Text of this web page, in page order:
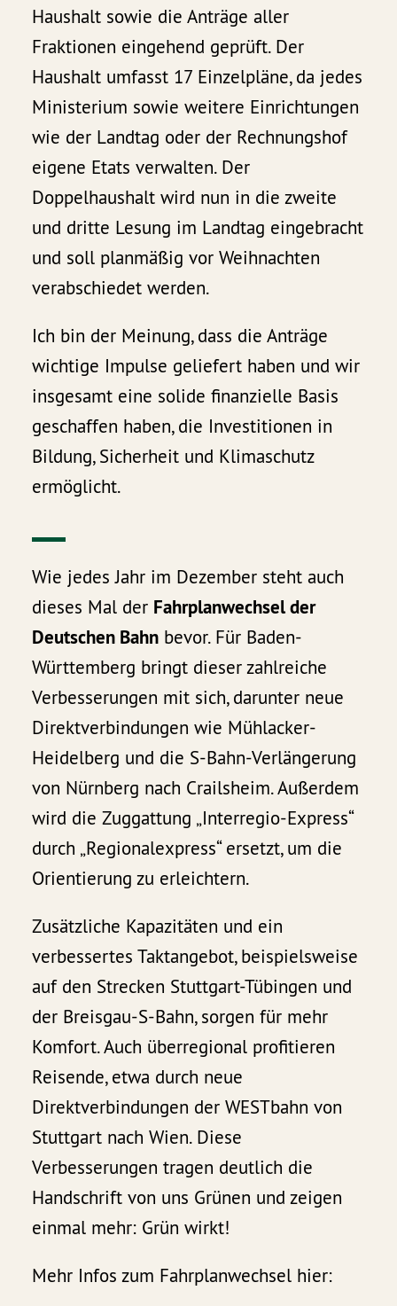
Haushalt sowie die Anträge aller
Fraktionen eingehend geprüft. Der
Haushalt umfasst 17 Einzelpläne, da jedes
Ministerium sowie weitere Einrichtungen
wie der Landtag oder der Rechnungshof
eigene Etats verwalten. Der
Doppelhaushalt wird nun in die zweite
und dritte Lesung im Landtag eingebracht
und soll planmäßig vor Weihnachten
verabschiedet werden.
Ich bin der Meinung, dass die Anträge
wichtige Impulse geliefert haben und wir
insgesamt eine solide finanzielle Basis
geschaffen haben, die Investitionen in
Bildung, Sicherheit und Klimaschutz
ermöglicht.
Wie jedes Jahr im Dezember steht auch
dieses Mal der Fahrplanwechsel der
Deutschen Bahn bevor. Für Baden-
Württemberg bringt dieser zahlreiche
Verbesserungen mit sich, darunter neue
Direktverbindungen wie Mühlacker-
Heidelberg und die S-Bahn-Verlängerung
von Nürnberg nach Crailsheim. Außerdem
wird die Zuggattung „Interregio-Express“
durch „Regionalexpress“ ersetzt, um die
Orientierung zu erleichtern.
Zusätzliche Kapazitäten und ein
verbessertes Taktangebot, beispielsweise
auf den Strecken Stuttgart-Tübingen und
der Breisgau-S-Bahn, sorgen für mehr
Komfort. Auch überregional profitieren
Reisende, etwa durch neue
Direktverbindungen der WESTbahn von
Stuttgart nach Wien. Diese
Verbesserungen tragen deutlich die
Handschrift von uns Grünen und zeigen
einmal mehr: Grün wirkt!
Mehr Infos zum Fahrplanwechsel hier: